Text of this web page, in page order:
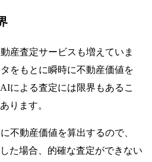
産査定サービスも増えていま
をもとに瞬時に不動産価値を
による査定には限界もあるこ
ります。
不動産価値を算出するので、
た場合、的確な査定ができない